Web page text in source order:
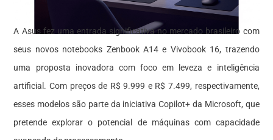
A Asus fez uma entrada significativa no mercado brasileiro com
seus novos notebooks Zenbook A14 e Vivobook 16, trazendo
uma proposta inovadora com foco em leveza e inteligência
artificial. Com preços de R$ 9.999 e R$ 7.499, respectivamente,
esses modelos são parte da iniciativa Copilot+ da Microsoft, que
pretende explorar o potencial de máquinas com capacidade